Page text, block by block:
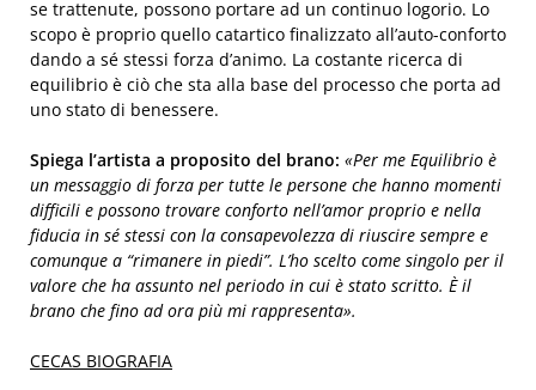
se trattenute, possono portare ad un continuo logorio. Lo
scopo è proprio quello catartico finalizzato all’auto-conforto
dando a sé stessi forza d’animo. La costante ricerca di
equilibrio è ciò che sta alla base del processo che porta ad
uno stato di benessere.
Spiega l’artista a proposito del brano: «Per me Equilibrio è
un messaggio di forza per tutte le persone che hanno momenti
difficili e possono trovare conforto nell’amor proprio e nella
fiducia in sé stessi con la consapevolezza di riuscire sempre e
comunque a “rimanere in piedi”. L’ho scelto come singolo per il
valore che ha assunto nel periodo in cui è stato scritto. È il
brano che fino ad ora più mi rappresenta».
CECAS BIOGRAFIA